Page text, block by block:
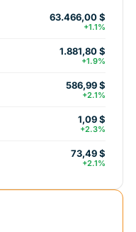
63.466,00 $
+1.1%
1.881,80 $
+1.9%
586,99 $
+2.1%
1,09 $
+2.3%
73,49 $
+2.1%